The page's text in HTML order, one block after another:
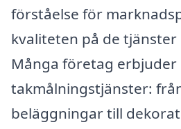
förståelse för
kvaliteten på de tjänster
Många företag erbjuder
takmålningstjänster:
beläggningar till